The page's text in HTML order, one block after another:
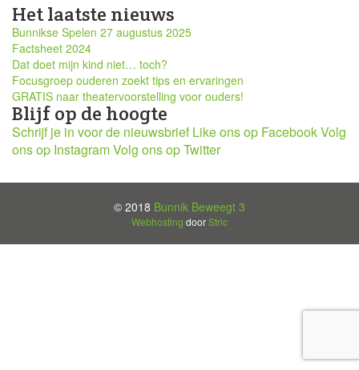
Het laatste nieuws
Bunnikse Spelen 27 augustus 2025
Factsheet 2024
Dat doet mijn kind niet… toch?
Focusgroep ouderen zoekt tips en ervaringen
GRATIS naar theatervoorstelling voor ouders!
Blijf op de hoogte
Schrijf je in voor de nieuwsbrief Like ons op FacebookVolg
ons op InstagramVolg ons op Twitter
© 2018 Bunnik Beweegt 3
Webhosting doorStric